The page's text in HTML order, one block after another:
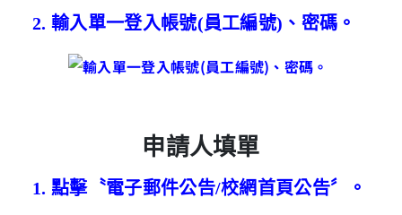
2. 輸入單一登入帳號(員工編號)、密碼。
申請人填單
1. 點擊〝電子郵件公告/校網首頁公告〞。